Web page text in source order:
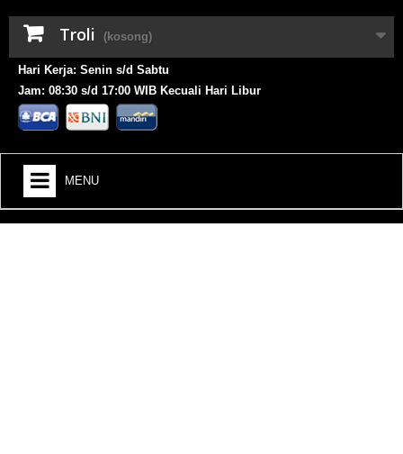
Troli (kosong)
Hari Kerja: Senin s/d Sabtu
Jam: 08:30 s/d 17:00 WIB Kecuali Hari Libur
MENU